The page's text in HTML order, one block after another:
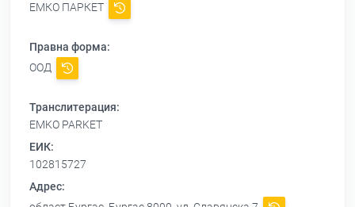
ЕМКО ПАРКЕТ
Правна форма:
ООД
Транслитерация:
EMKO PARKET
ЕИК:
102815727
Адрес: